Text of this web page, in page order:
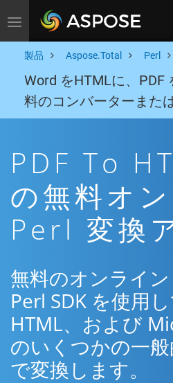
Toggle navigation
製品 Aspose.Total Perl
Word をHTMLに、PDF
料のコンバーターまた
PDF To
の無料オ
Perl 変換
無料のオンライ
Perl SDK を使用
HTML、および
のいくつかの一
で変換します。